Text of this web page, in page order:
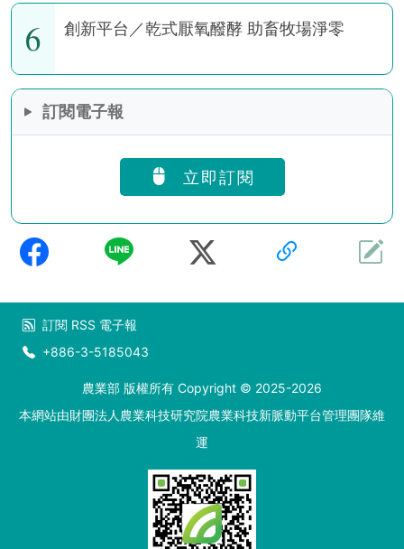
6 創新平台／乾式厭氧醱酵 助畜牧場淨零
訂閱電子報
立即訂閱
訂閱 RSS 電子報
+886-3-5185043
農業部 版權所有 Copyright © 2025-2026
本網站由財團法人農業科技研究院農業科技新脈動平台管理團隊維
運